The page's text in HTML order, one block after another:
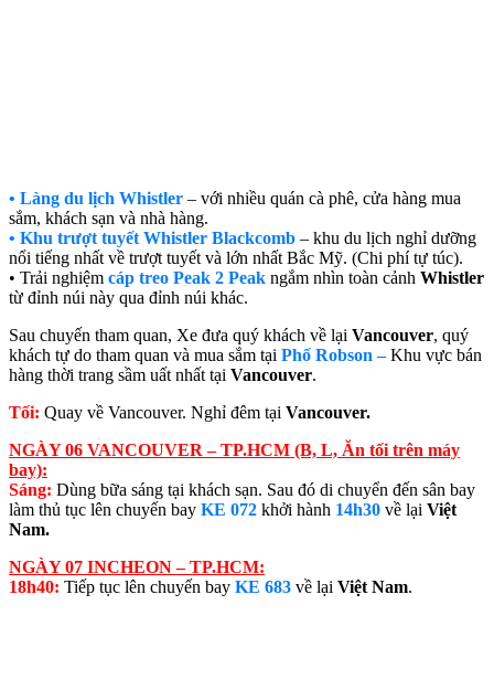
• Làng du lịch Whistler – với nhiều quán cà phê, cửa hàng mua
sắm, khách sạn và nhà hàng.
• Khu trượt tuyết Whistler Blackcomb – khu du lịch nghỉ dưỡng
nổi tiếng nhất về trượt tuyết và lớn nhất Bắc Mỹ. (Chi phí tự túc).
• Trải nghiệm cáp treo Peak 2 Peak ngắm nhìn toàn cảnh Whistler
từ đỉnh núi này qua đỉnh núi khác.
Sau chuyến tham quan, Xe đưa quý khách về lại Vancouver, quý
khách tự do tham quan và mua sắm tại Phố Robson –Khu vực bán
hàng thời trang sầm uất nhất tại Vancouver.
Tối: Quay về Vancouver. Nghỉ đêm tại Vancouver.
NGÀY 06 VANCOUVER – TP.HCM (B, L, Ăn tối trên máy
bay):
Sáng: Dùng bữa sáng tại khách sạn. Sau đó di chuyển đến sân bay
làm thủ tục lên chuyến bay KE 072 khởi hành 14h30 về lại Việt
Nam.
NGÀY 07 INCHEON – TP.HCM:
18h40: Tiếp tục lên chuyến bay KE 683 về lại Việt Nam.